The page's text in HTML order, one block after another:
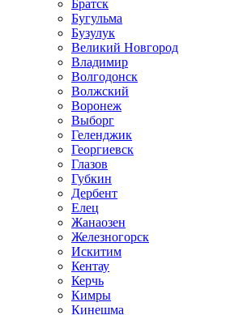
Братск
Бугульма
Бузулук
Великий Новгород
Владимир
Волгодонск
Волжский
Воронеж
Выборг
Геленджик
Георгиевск
Глазов
Губкин
Дербент
Елец
Жанаозен
Железногорск
Искитим
Кентау
Керчь
Кимры
Кинешма